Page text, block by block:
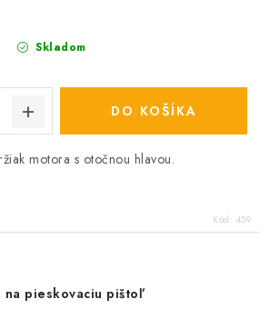
Skladom
DO KOŠÍKA
motora s otočnou hlavou.
Kód: 459
na pieskovaciu pištoľ